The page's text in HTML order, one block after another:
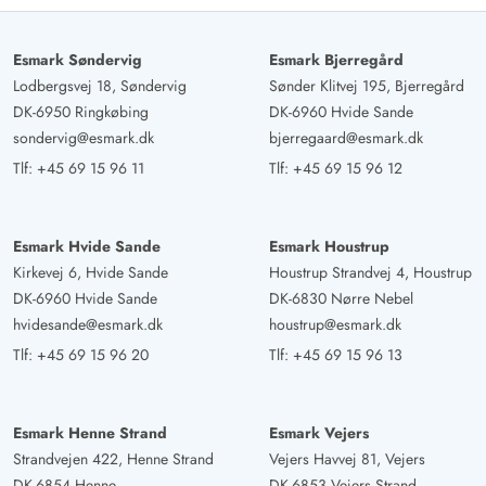
Esmark Søndervig
Lodbergsvej 18, Søndervig
DK-6950 Ringkøbing
sondervig@esmark.dk
Tlf: +45 69 15 96 11
Esmark Bjerregård
Sønder Klitvej 195, Bjerregård
DK-6960 Hvide Sande
bjerregaard@esmark.dk
Tlf: +45 69 15 96 12
Esmark Hvide Sande
Kirkevej 6, Hvide Sande
DK-6960 Hvide Sande
hvidesande@esmark.dk
Tlf: +45 69 15 96 20
Esmark Houstrup
Houstrup Strandvej 4, Houstrup
DK-6830 Nørre Nebel
houstrup@esmark.dk
Tlf: +45 69 15 96 13
Esmark Henne Strand
Strandvejen 422, Henne Strand
Esmark Vejers
Vejers Havvej 81, Vejers